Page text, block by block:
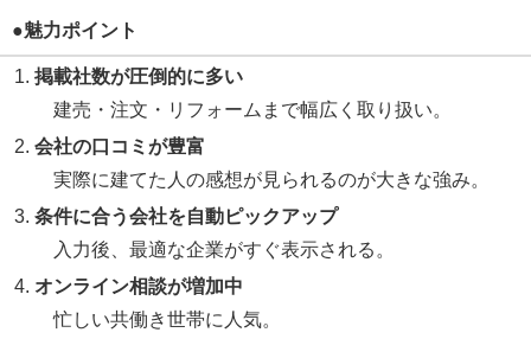
●魅力ポイント
掲載社数が圧倒的に多い
建売・注文・リフォームまで幅広く取り扱い。
会社の口コミが豊富
実際に建てた人の感想が見られるのが大きな強み。
条件に合う会社を自動ピックアップ
入力後、最適な企業がすぐ表示される。
オンライン相談が増加中
忙しい共働き世帯に人気。